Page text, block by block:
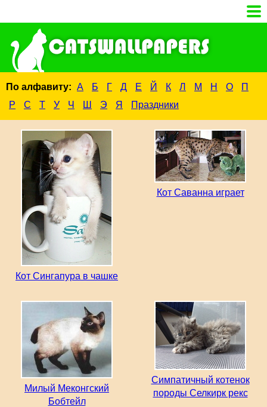
По алфавиту: А Б Г Д Е Й К Л М Н О
П
Р
С Т У Ч Ш Э Я Праздники
Кот Сингапура в чашке
Кот Саванна играет
Милый Меконгский
Бобтейл
Симпатичный котенок
породы Селкирк рекс